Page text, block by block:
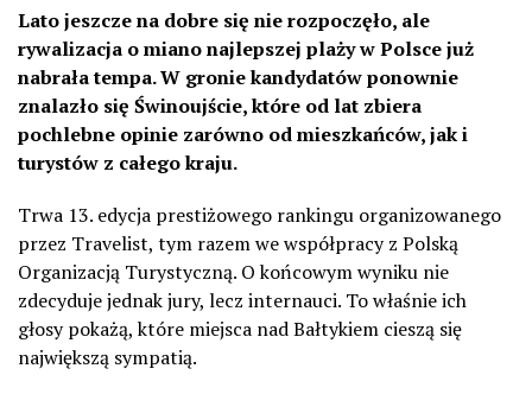
Lato jeszcze na dobre się nie rozpoczęło, ale
rywalizacja o miano najlepszej plaży w Polsce już
nabrała tempa. W gronie kandydatów ponownie
znalazło się Świnoujście, które od lat zbiera
pochlebne opinie zarówno od mieszkańców, jak i
turystów z całego kraju.
Trwa 13. edycja prestiżowego rankingu organizowanego
przez Travelist, tym razem we współpracy z Polską
Organizacją Turystyczną. O końcowym wyniku nie
zdecyduje jednak jury, lecz internauci. To właśnie ich
głosy pokażą, które miejsca nad Bałtykiem cieszą się
największą sympatią.